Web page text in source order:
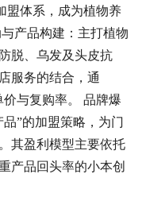
盟体系，成为植物养
产品构建：主打植物
脱、乌发及头皮抗
服务的结合，通
与复购率。 品牌爆
”的加盟策略，为门
其盈利模型主要依托
产品回头率的小本创